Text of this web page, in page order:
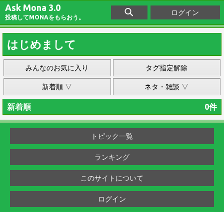
Ask Mona 3.0
投稿してMONAをもらおう。
ログイン
はじめまして
みんなのお気に入り タグ指定解除
新着順 ▽ ネタ・雑談 ▽
新着順 0件
トピック一覧
ランキング
このサイトについて
ログイン